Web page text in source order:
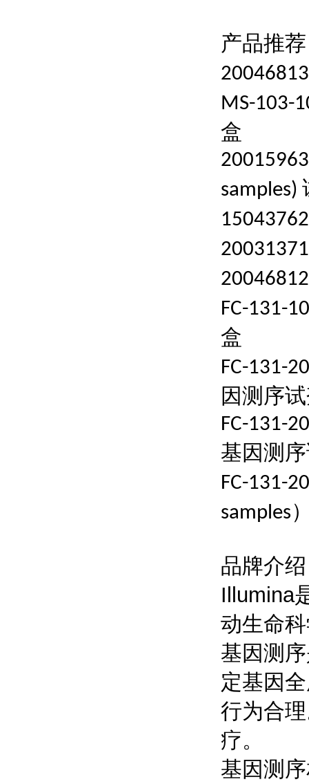
产品推
20046813
MS-103-
盒
20015963
samples)
15043762
20031371
20046812
FC-131-
盒
FC-131-
因测序
FC-131-
基因测
FC-131-
samples
品牌介绍
Illumina
动生命
基因测
定基因
行为合
疗。
基因测